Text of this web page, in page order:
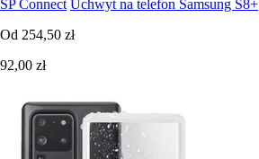
SP Connect Uchwyt na telefon Samsung S8+
Od 254,50 zł
92,00 zł